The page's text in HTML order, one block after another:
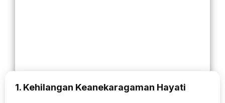
1. Kehilangan Keanekaragaman Hayati